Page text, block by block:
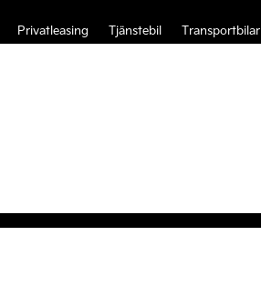
Privatleasing Tjänstebil Transportbilar